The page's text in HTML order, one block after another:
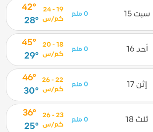
سبت 15 0 ملم
19 - 24
كم/س
42°
28°
أحد 16 0 ملم
18 - 20
كم/س
45°
29°
إثن 17 0 ملم
22 - 26
كم/س
46°
30°
ثلث 18 0 ملم
23 - 26
كم/س
36°
25°